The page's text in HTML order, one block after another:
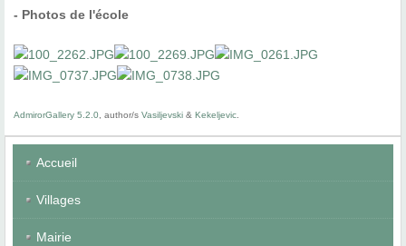
- Photos de l'école
AdmirorGallery 5.2.0, author/s Vasiljevski & Kekeljevic.
Accueil
Villages
Mairie